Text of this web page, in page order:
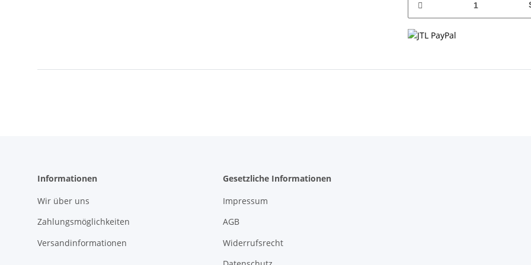
Informationen
Wir über uns
Zahlungsmöglichkeiten
Versandinformationen
Gesetzliche Informationen
Impressum
AGB
Widerrufsrecht